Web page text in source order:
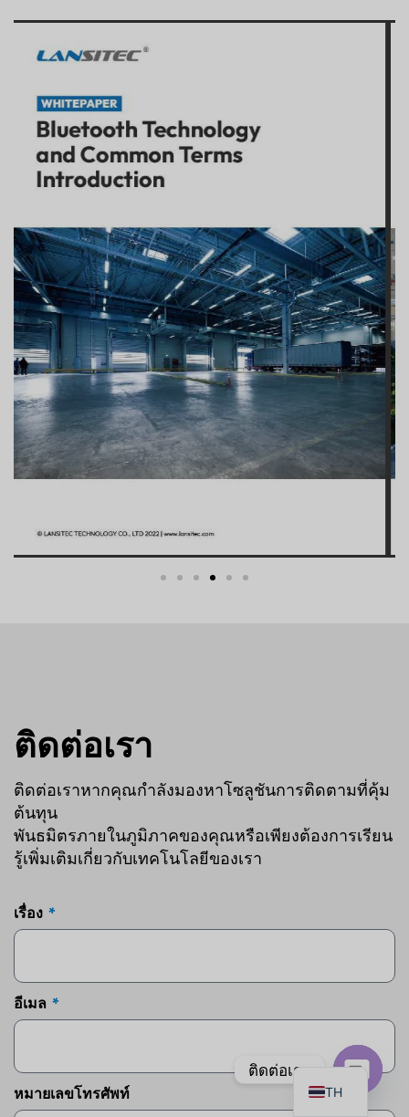
ติดต่อเรา
ติดต่อเราหากคุณกำลังมองหาโซลูชันการติดตามที่คุ้ม
ต้นทุน
พันธมิตรภายในภูมิภาคของคุณหรือเพียงต้องการเรียน
รู้เพิ่มเติมเกี่ยวกับเทคโนโลยีของเรา
เรื่อง
อีเมล
หมายเลขโทรศัพท์ TH
EN
ติดต่อเรา